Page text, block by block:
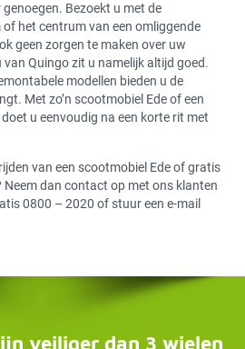
Bezoekt u met de
het centrum van een omliggende
geen zorgen te maken over uw
Quingo zit u namelijk altijd goed.
modellen bieden u de
Met zo’n scootmobiel Ede of een
u eenvoudig na een korte rit met
van een scootmobiel Ede of gratis
dan contact op met ons klanten
0800 – 2020 of stuur een e-mail
veiliger dan 3 wielen